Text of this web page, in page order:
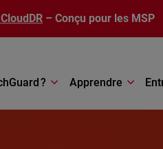
– Conçu pour les MSP
? Apprendre